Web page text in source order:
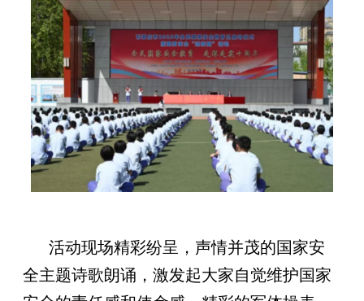
活动现场精彩纷呈，声情并茂的国家安
全主题诗歌朗诵，激发起大家自觉维护国家